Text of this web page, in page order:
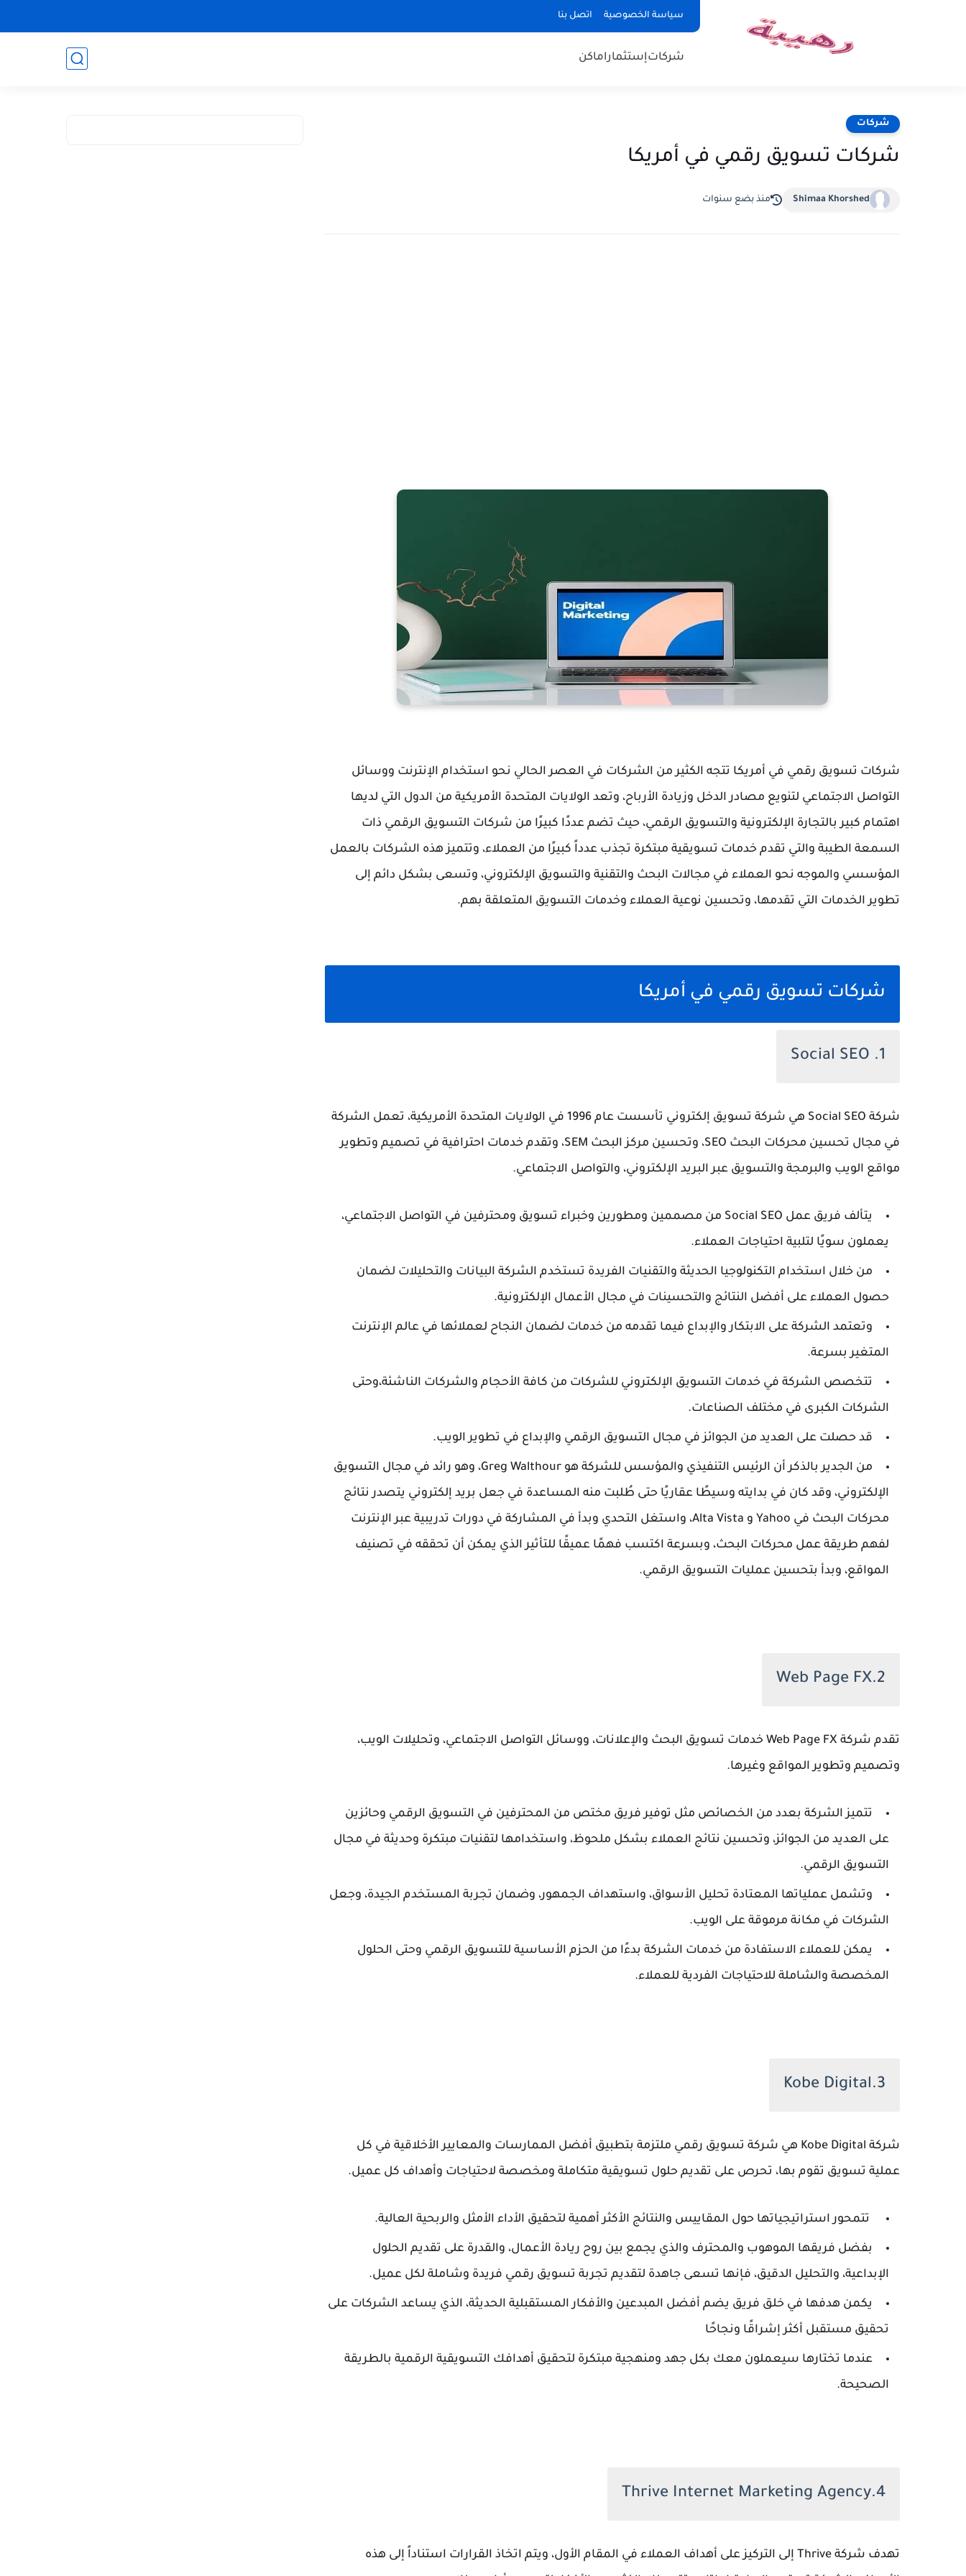
سياسة الخصوصية اتصل بنا
شركاتإستثماراماكن
شركات
شركات تسويق رقمي في أمريكا
Shimaa Khorshed منذ بضع سنوات
شركات تسويق رقمي في أمريكا تتجه الكثير من الشركات في العصر الحالي نحو استخدام الإنترنت ووسائل
التواصل الاجتماعي لتنويع مصادر الدخل وزيادة الأرباح، وتعد الولايات المتحدة الأمريكية من الدول التي لديها
اهتمام كبير بالتجارة الإلكترونية والتسويق الرقمي، حيث تضم عددًا كبيرًا من شركات التسويق الرقمي ذات
السمعة الطيبة والتي تقدم خدمات تسويقية مبتكرة تجذب عدداً كبيرًا من العملاء، وتتميز هذه الشركات بالعمل
المؤسسي والموجه نحو العملاء في مجالات البحث والتقنية والتسويق الإلكتروني، وتسعى بشكل دائم إلى
تطوير الخدمات التي تقدمها، وتحسين نوعية العملاء وخدمات التسويق المتعلقة بهم.
شركات تسويق رقمي في أمريكا
1. Social SEO
شركة Social SEO هي شركة تسويق إلكتروني تأسست عام 1996 في الولايات المتحدة الأمريكية، تعمل الشركة
في مجال تحسين محركات البحث SEO، وتحسين مركز البحث SEM، وتقدم خدمات احترافية في تصميم وتطوير
مواقع الويب والبرمجة والتسويق عبر البريد الإلكتروني، والتواصل الاجتماعي.
يتألف فريق عمل Social SEO من مصممين ومطورين وخبراء تسويق ومحترفين في التواصل الاجتماعي،
يعملون سويًا لتلبية احتياجات العملاء.
من خلال استخدام التكنولوجيا الحديثة والتقنيات الفريدة تستخدم الشركة البيانات والتحليلات لضمان
حصول العملاء على أفضل النتائج والتحسينات في مجال الأعمال الإلكترونية.
وتعتمد الشركة على الابتكار والإبداع فيما تقدمه من خدمات لضمان النجاح لعملائها في عالم الإنترنت
المتغير بسرعة.
تتخصص الشركة في خدمات التسويق الإلكتروني للشركات من كافة الأحجام والشركات الناشئة،وحتى
الشركات الكبرى في مختلف الصناعات.
قد حصلت على العديد من الجوائز في مجال التسويق الرقمي والإبداع في تطوير الويب.
من الجدير بالذكر أن الرئيس التنفيذي والمؤسس للشركة هو Greg Walthour، وهو رائد في مجال التسويق
الإلكتروني، وقد كان في بدايته وسيطًا عقاريًا حتى طُلبت منه المساعدة في جعل بريد إلكتروني يتصدر نتائج
محركات البحث في Yahoo و Alta Vista، واستغل التحدي وبدأ في المشاركة في دورات تدريبية عبر الإنترنت
لفهم طريقة عمل محركات البحث، وبسرعة اكتسب فهمًا عميقًا للتأثير الذي يمكن أن تحققه في تصنيف
المواقع، وبدأ بتحسين عمليات التسويق الرقمي.
2.Web Page FX
تقدم شركة Web Page FX خدمات تسويق البحث والإعلانات، ووسائل التواصل الاجتماعي، وتحليلات الويب،
وتصميم وتطوير المواقع وغيرها.
تتميز الشركة بعدد من الخصائص مثل توفير فريق مختص من المحترفين في التسويق الرقمي وحائزين
على العديد من الجوائز، وتحسين نتائج العملاء بشكل ملحوظ، واستخدامها لتقنيات مبتكرة وحديثة في مجال
التسويق الرقمي.
وتشمل عملياتها المعتادة تحليل الأسواق، واستهداف الجمهور، وضمان تجربة المستخدم الجيدة، وجعل
الشركات في مكانة مرموقة على الويب.
يمكن للعملاء الاستفادة من خدمات الشركة بدءًا من الحزم الأساسية للتسويق الرقمي وحتى الحلول
المخصصة والشاملة للاحتياجات الفردية للعملاء.
3.Kobe Digital
شركة Kobe Digital هي شركة تسويق رقمي ملتزمة بتطبيق أفضل الممارسات والمعايير الأخلاقية في كل
عملية تسويق تقوم بها، تحرص على تقديم حلول تسويقية متكاملة ومخصصة لاحتياجات وأهداف كل عميل.
تتمحور استراتيجياتها حول المقاييس والنتائج الأكثر أهمية لتحقيق الأداء الأمثل والربحية العالية.
بفضل فريقها الموهوب والمحترف والذي يجمع بين روح ريادة الأعمال، والقدرة على تقديم الحلول
الإبداعية، والتحليل الدقيق، فإنها تسعى جاهدة لتقديم تجربة تسويق رقمي فريدة وشاملة لكل عميل.
يكمن هدفها في خلق فريق يضم أفضل المبدعين والأفكار المستقبلية الحديثة، الذي يساعد الشركات على
تحقيق مستقبل أكثر إشراقًا ونجاحًا
عندما تختارها سيعملون معك بكل جهد ومنهجية مبتكرة لتحقيق أهدافك التسويقية الرقمية بالطريقة
الصحيحة.
4.Thrive Internet Marketing Agency
تهدف شركة Thrive إلى التركيز على أهداف العملاء في المقام الأول، ويتم اتخاذ القرارات استناداً إلى هذه